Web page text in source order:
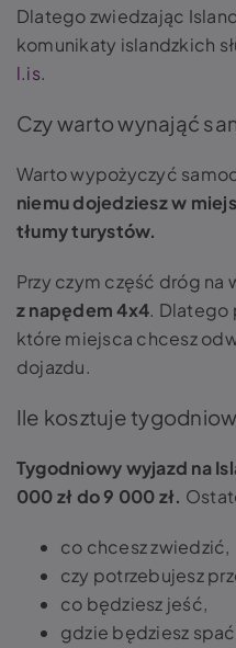
Dlatego zwiedzając
komunikaty islandzkich
l.is.
Czy warto wynająć
Warto wypożyczyć
niemu dojedziesz w
tłumy turystów.
Przy czym część dróg na
z napędem 4x4. Dlatego
które miejsca chcesz
dojazdu.
Ile kosztuje
Tygodniowy wyjazd na
000 zł do 9 000 zł.
co chcesz zwiedzić,
czy potrzebujesz
co będziesz jeść,
gdzie będziesz